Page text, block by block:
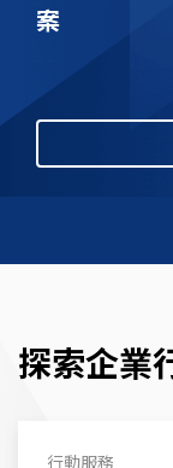
案
探索企業
行動服務